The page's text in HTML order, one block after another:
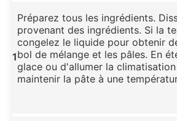
1
Préparez tous les ingrédients.
provenant des ingrédients. Si la
congelez le liquide pour obtenir
bol de mélange et les pâles. En
glace ou d'allumer la
maintenir la pâte à une